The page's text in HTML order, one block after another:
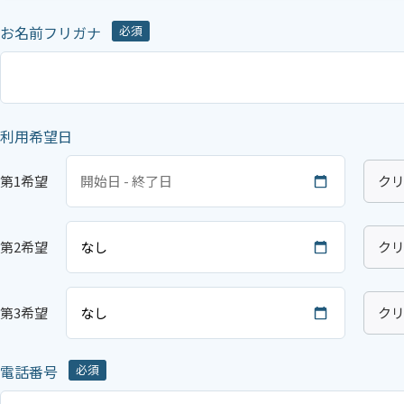
お名前フリガナ 必須
利用希望日
第1希望 ク
第2希望 ク
第3希望 ク
電話番号 必須